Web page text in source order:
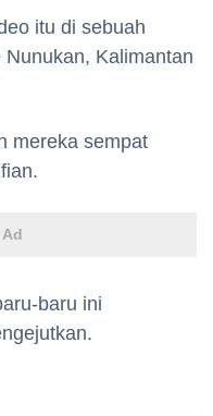
itu di sebuah
Kalimantan
mereka sempat
baru ini